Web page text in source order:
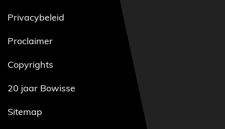
Privacybeleid
Proclaimer
Copyrights
20 jaar Bowisse
Sitemap